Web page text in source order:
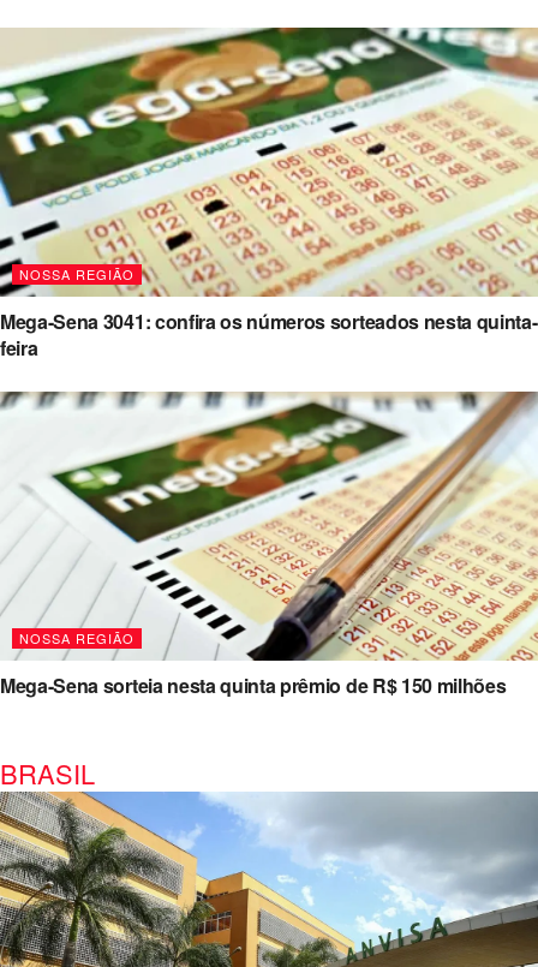
NOSSA REGIÃO
Mega-Sena 3041: confira os números sorteados nesta quinta-
feira
NOSSA REGIÃO
Mega-Sena sorteia nesta quinta prêmio de R$ 150 milhões
BRASIL